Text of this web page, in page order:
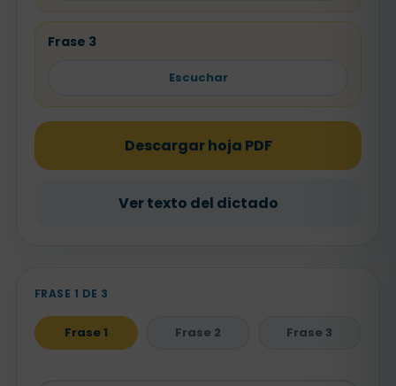
Frase 3
Escuchar
Descargar hoja PDF
Ver texto del dictado
FRASE 1 DE 3
Frase 1 Frase 2 Frase 3